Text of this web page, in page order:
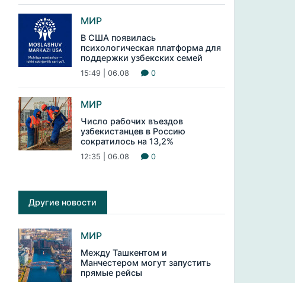
МИР
В США появилась
психологическая платформа для
поддержки узбекских семей
15:49 | 06.08 0
МИР
Число рабочих въездов
узбекистанцев в Россию
сократилось на 13,2%
12:35 | 06.08 0
Другие новости
МИР
Между Ташкентом и
Манчестером могут запустить
прямые рейсы